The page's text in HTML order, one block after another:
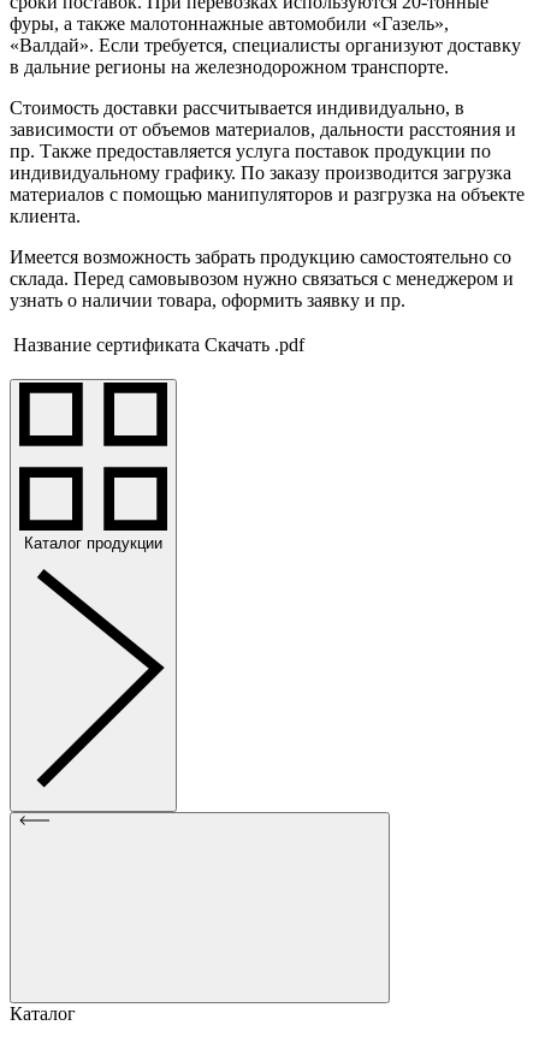
фуры, а также малотоннажные автомобили «Газель»,
«Валдай». Если требуется, специалисты организуют доставку
в дальние регионы на железнодорожном транспорте.
Стоимость доставки рассчитывается индивидуально, в
зависимости от объемов материалов, дальности расстояния и
пр. Также предоставляется услуга поставок продукции по
индивидуальному графику. По заказу производится загрузка
материалов с помощью манипуляторов и разгрузка на объекте
клиента.
Имеется возможность забрать продукцию самостоятельно со
склада. Перед самовывозом нужно связаться с менеджером и
узнать о наличии товара, оформить заявку и пр.
Название сертификата Скачать .pdf
Каталог продукции
Каталог